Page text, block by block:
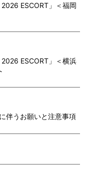
ESCORT」＜福岡
ESCORT」＜横浜
伴うお願いと注意事項